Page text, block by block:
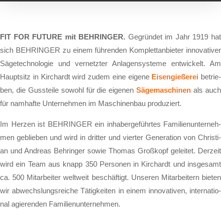
FIT FOR FUTURE mit BEHRINGER. Ge­grün­det im Jahr 1919 hat
sich BEHRINGER zu ei­nem füh­ren­den Kom­plett­an­bie­ter in­no­va­ti­ver
Sä­ge­tech­no­lo­gie und ver­netz­ter An­la­gen­sys­te­me ent­wi­ckelt. Am
Haupt­sitz in Kirch­ardt wird zu­dem ei­ne ei­ge­ne Ei­sen­gie­ße­rei be­trie­
ben, die Guss­tei­le so­wohl für die ei­ge­nenSä­ge­ma­schi­nen als auch
für nam­haf­te Un­ter­neh­men im Ma­schi­nen­bau pro­du­ziert.
Im Her­zen ist BEHRINGER ein in­ha­ber­ge­führ­tes Fa­mi­li­en­un­ter­neh­
men ge­blie­ben und wird in drit­ter und vier­ter Ge­ne­ra­ti­on von Chris­ti­
an und An­dre­as Beh­rin­ger so­wie Tho­mas Groß­kopf ge­lei­tet. Der­zeit
wird ein Team aus knapp 350 Per­so­nen in Kirch­ardt und ins­ge­samt
ca. 500 Mit­ar­bei­ter welt­weit be­schäf­tigt. Un­se­ren Mit­ar­bei­tern bie­ten
wir ab­wechs­lungs­rei­che Tä­tig­kei­ten in ei­nem in­no­va­ti­ven, in­ter­na­tio­
nal agie­ren­den Fa­mi­li­en­un­ter­neh­men.